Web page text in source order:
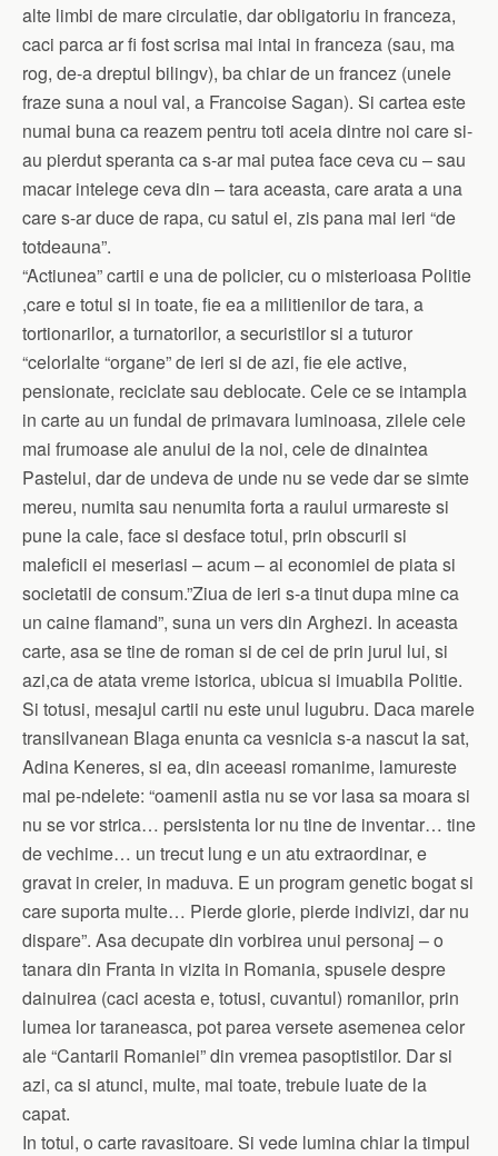
alte limbi de mare circulatie, dar obligatoriu in franceza,
caci parca ar fi fost scrisa mai intai in franceza (sau, ma
rog, de-a dreptul bilingv), ba chiar de un francez (unele
fraze suna a noul val, a Francoise Sagan). Si cartea este
numai buna ca reazem pentru toti aceia dintre noi care si-
au pierdut speranta ca s-ar mai putea face ceva cu – sau
macar intelege ceva din – tara aceasta, care arata a una
care s-ar duce de rapa, cu satul ei, zis pana mai ieri “de
totdeauna”.
“Actiunea” cartii e una de policier, cu o misterioasa Politie
,care e totul si in toate, fie ea a militienilor de tara, a
tortionarilor, a turnatorilor, a securistilor si a tuturor
“celorlalte “organe” de ieri si de azi, fie ele active,
pensionate, reciclate sau deblocate. Cele ce se intampla
in carte au un fundal de primavara luminoasa, zilele cele
mai frumoase ale anului de la noi, cele de dinaintea
Pastelui, dar de undeva de unde nu se vede dar se simte
mereu, numita sau nenumita forta a raului urmareste si
pune la cale, face si desface totul, prin obscurii si
maleficii ei meseriasi – acum – ai economiei de piata si
societatii de consum.”Ziua de ieri s-a tinut dupa mine ca
un caine flamand”, suna un vers din Arghezi. In aceasta
carte, asa se tine de roman si de cei de prin jurul lui, si
azi,ca de atata vreme istorica, ubicua si imuabila Politie.
Si totusi, mesajul cartii nu este unul lugubru. Daca marele
transilvanean Blaga enunta ca vesnicia s-a nascut la sat,
Adina Keneres, si ea, din aceeasi romanime, lamureste
mai pe-ndelete: “oamenii astia nu se vor lasa sa moara si
nu se vor strica… persistenta lor nu tine de inventar… tine
de vechime… un trecut lung e un atu extraordinar, e
gravat in creier, in maduva. E un program genetic bogat si
care suporta multe… Pierde glorie, pierde indivizi, dar nu
dispare”. Asa decupate din vorbirea unui personaj – o
tanara din Franta in vizita in Romania, spusele despre
dainuirea (caci acesta e, totusi, cuvantul) romanilor, prin
lumea lor taraneasca, pot parea versete asemenea celor
ale “Cantarii Romaniei” din vremea pasoptistilor. Dar si
azi, ca si atunci, multe, mai toate, trebuie luate de la
capat.
In totul, o carte ravasitoare. Si vede lumina chiar la timpul